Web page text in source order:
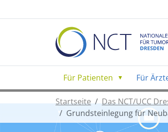
Für Patienten Für
Startseite
Das NCT/UCC
Grundsteinlegung für